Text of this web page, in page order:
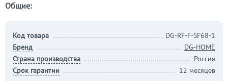
Общие:
Код товара
DG-RF-F-SF68-1
Бренд
DG-HOME
Страна производства
Россия
Срок гарантии
12 месяцев